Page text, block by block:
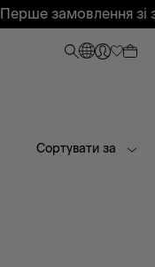
Перше замовлення зі
Сортувати за